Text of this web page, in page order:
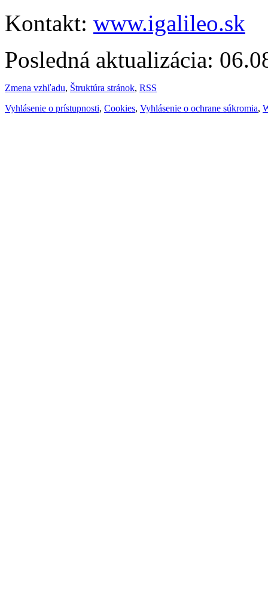
Kontakt: www.igalileo.sk
Posledná aktualizácia:
Zmena vzhľadu, Štruktúra stránok, RSS
Vyhlásenie o prístupnosti, Cookies, Vyhlásenie o ochrane súkromia,